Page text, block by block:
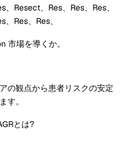
Resect、Res、Res、Res、
Res、Res、
市場を導くか。
の観点から患者リスクの安定
す。
とは?